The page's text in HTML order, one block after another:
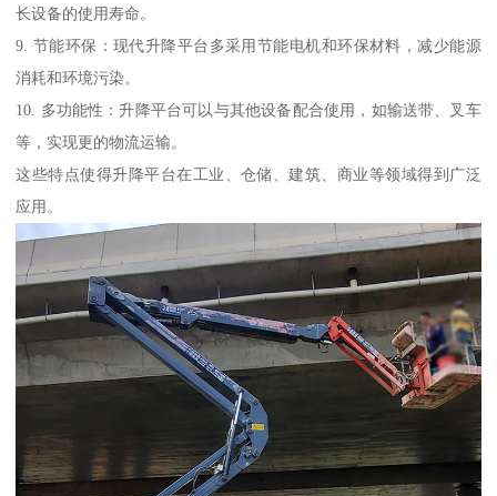
长设备的使用寿命。
9. 节能环保：现代升降平台多采用节能电机和环保材料，减少能源
消耗和环境污染。
10. 多功能性：升降平台可以与其他设备配合使用，如输送带、叉车
等，实现更的物流运输。
这些特点使得升降平台在工业、仓储、建筑、商业等领域得到广泛
应用。